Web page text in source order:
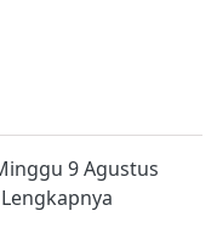
9 Agustus